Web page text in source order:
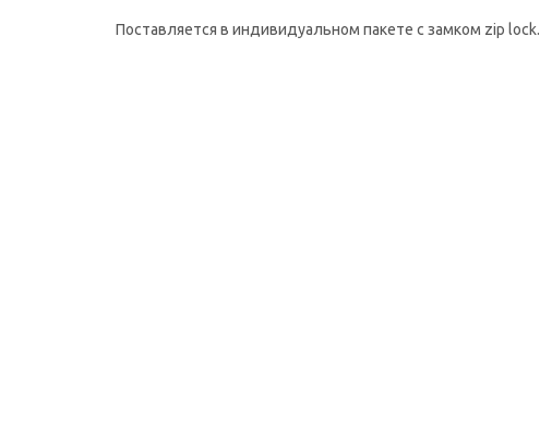
Поставляется в индивидуальном пакете с замком zip lock.